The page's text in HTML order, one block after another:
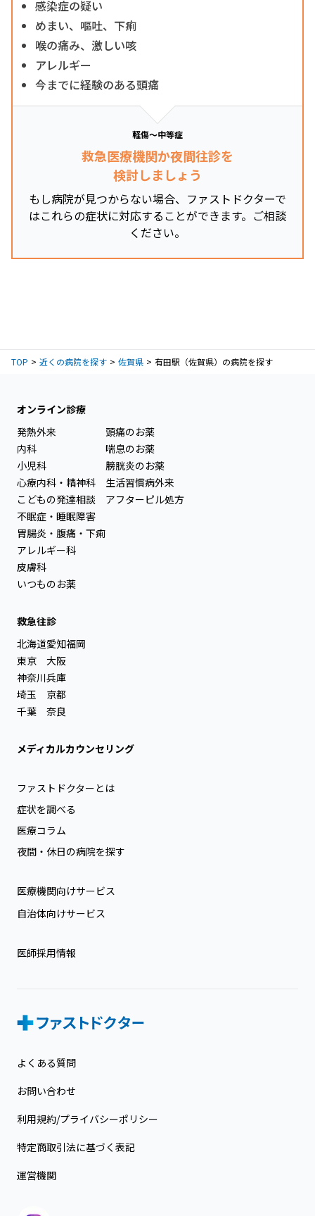
感染症の疑い
めまい、嘔吐、下痢
喉の痛み、激しい咳
アレルギー
今までに経験のある頭痛
軽傷～中等症
救急医療機関か夜間往診を
検討しましょう
もし病院が見つからない場合、ファストドクターで
はこれらの症状に対応することができます。ご相談
ください。
TOP 近くの病院を探す 佐賀県 有田駅（佐賀県）の病院を探す
オンライン診療
発熱外来
内科
小児科
心療内科・精神科
こどもの発達相談
不眠症・睡眠障害
胃腸炎・腹痛・下痢
アレルギー科
皮膚科
いつものお薬
頭痛のお薬
喘息のお薬
膀胱炎のお薬
生活習慣病外来
アフターピル処方
救急往診
北海道
東京
神奈川
埼玉
千葉
愛知
大阪
兵庫
京都
奈良
福岡
メディカルカウンセリング
ファストドクターとは
症状を調べる
医療コラム
夜間・休日の病院を探す
医療機関向けサービス
自治体向けサービス
医師採用情報
よくある質問
お問い合わせ
利用規約/プライバシーポリシー
特定商取引法に基づく表記
運営機関